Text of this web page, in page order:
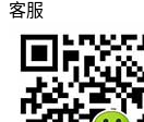
客服